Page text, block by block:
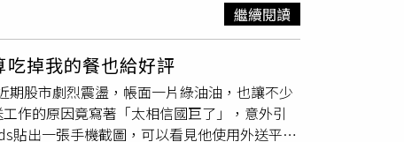
是128萬4417元；周偉供稱，他每盜刷一張
追問皮夾現金去向，是否已被當成小費花掉，
犯罪條例》參與犯罪組織罪、《刑法》加重
害人道歉，犯後態度惡劣，請法院從重量處
在Threads分享「汽旅櫃檯日常」及「汽旅
少人以為只要願意多付一點錢，甚至私下塞小
外表年齡，只要看起來疑似未成年，就會要
證字號，旅館也沒有權限查詢個人資料，因
也會視情況提高警覺。她指出，如果明顯是
題；但若是成年男子帶著未成年少女前來
繼續閱讀
掉我的餐也給好評
股市劇烈震盪，帳面一片綠油油，也讓不少
作的原因竟寫著「太相信國巨了」，意外引
貼出一張手機截圖，可以看見他使用外送平台